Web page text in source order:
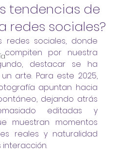
tendencias de
redes sociales?
sociales, donde
compiten por nuestra
destacar se ha
arte. Para este 2025,
apuntan hacia
dejando atrás
editadas y
muestran momentos
reales y naturalidad